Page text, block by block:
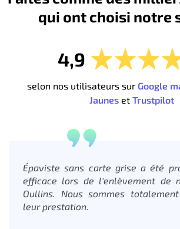
qui ont choisi notre
4,9
selon nos utilisateurs sur Google
Jaunes et Trustpilot
Épaviste sans carte grise a été
efficace lors de l'enlèvement de
Oullins. Nous sommes
leur prestation.